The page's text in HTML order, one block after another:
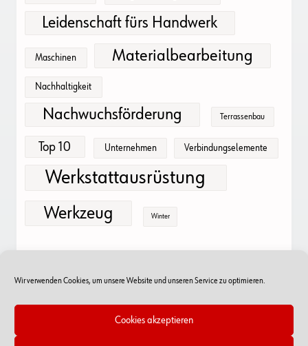
Wir verwenden Cookies, um unsere Website und unseren Service zu optimieren.
Cookies akzeptieren
Leidenschaft fürs Handwerk
Maschinen Materialbearbeitung
Nachhaltigkeit
Nachwuchsförderung Terrassenbau
Top 10 Unternehmen Verbindungselemente
Werkstattausrüstung
Werkzeug Winter